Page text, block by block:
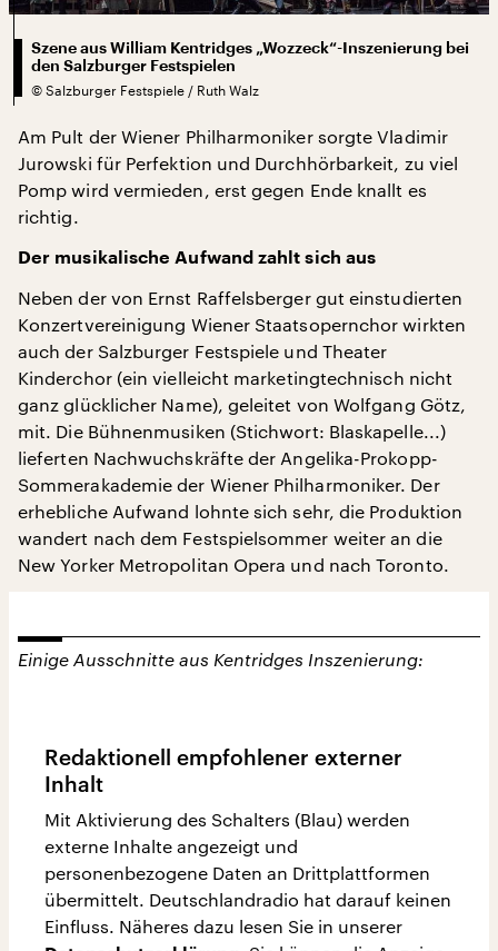
Szene aus William Kentridges „Wozzeck“-Inszenierung bei
den Salzburger Festspielen
© Salzburger Festspiele / Ruth Walz
Am Pult der Wiener Philharmoniker sorgte Vladimir
Jurowski für Perfektion und Durchhörbarkeit, zu viel
Pomp wird vermieden, erst gegen Ende knallt es
richtig.
Der musikalische Aufwand zahlt sich aus
Neben der von Ernst Raffelsberger gut einstudierten
Konzertvereinigung Wiener Staatsopernchor wirkten
auch der Salzburger Festspiele und Theater
Kinderchor (ein vielleicht marketingtechnisch nicht
ganz glücklicher Name), geleitet von Wolfgang Götz,
mit. Die Bühnenmusiken (Stichwort: Blaskapelle...)
lieferten Nachwuchskräfte der Angelika-Prokopp-
Sommerakademie der Wiener Philharmoniker. Der
erhebliche Aufwand lohnte sich sehr, die Produktion
wandert nach dem Festspielsommer weiter an die
New Yorker Metropolitan Opera und nach Toronto.
Einige Ausschnitte aus Kentridges Inszenierung:
Redaktionell empfohlener externer
Inhalt
Mit Aktivierung des Schalters (Blau) werden
externe Inhalte angezeigt und
personenbezogene Daten an Drittplattformen
übermittelt. Deutschlandradio hat darauf keinen
Einfluss. Näheres dazu lesen Sie in unserer